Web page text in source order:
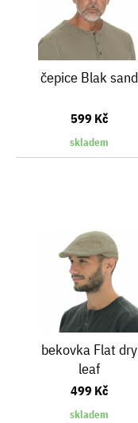
čepice Blak sand
599 Kč
skladem
bekovka Flat dry
leaf
499 Kč
skladem